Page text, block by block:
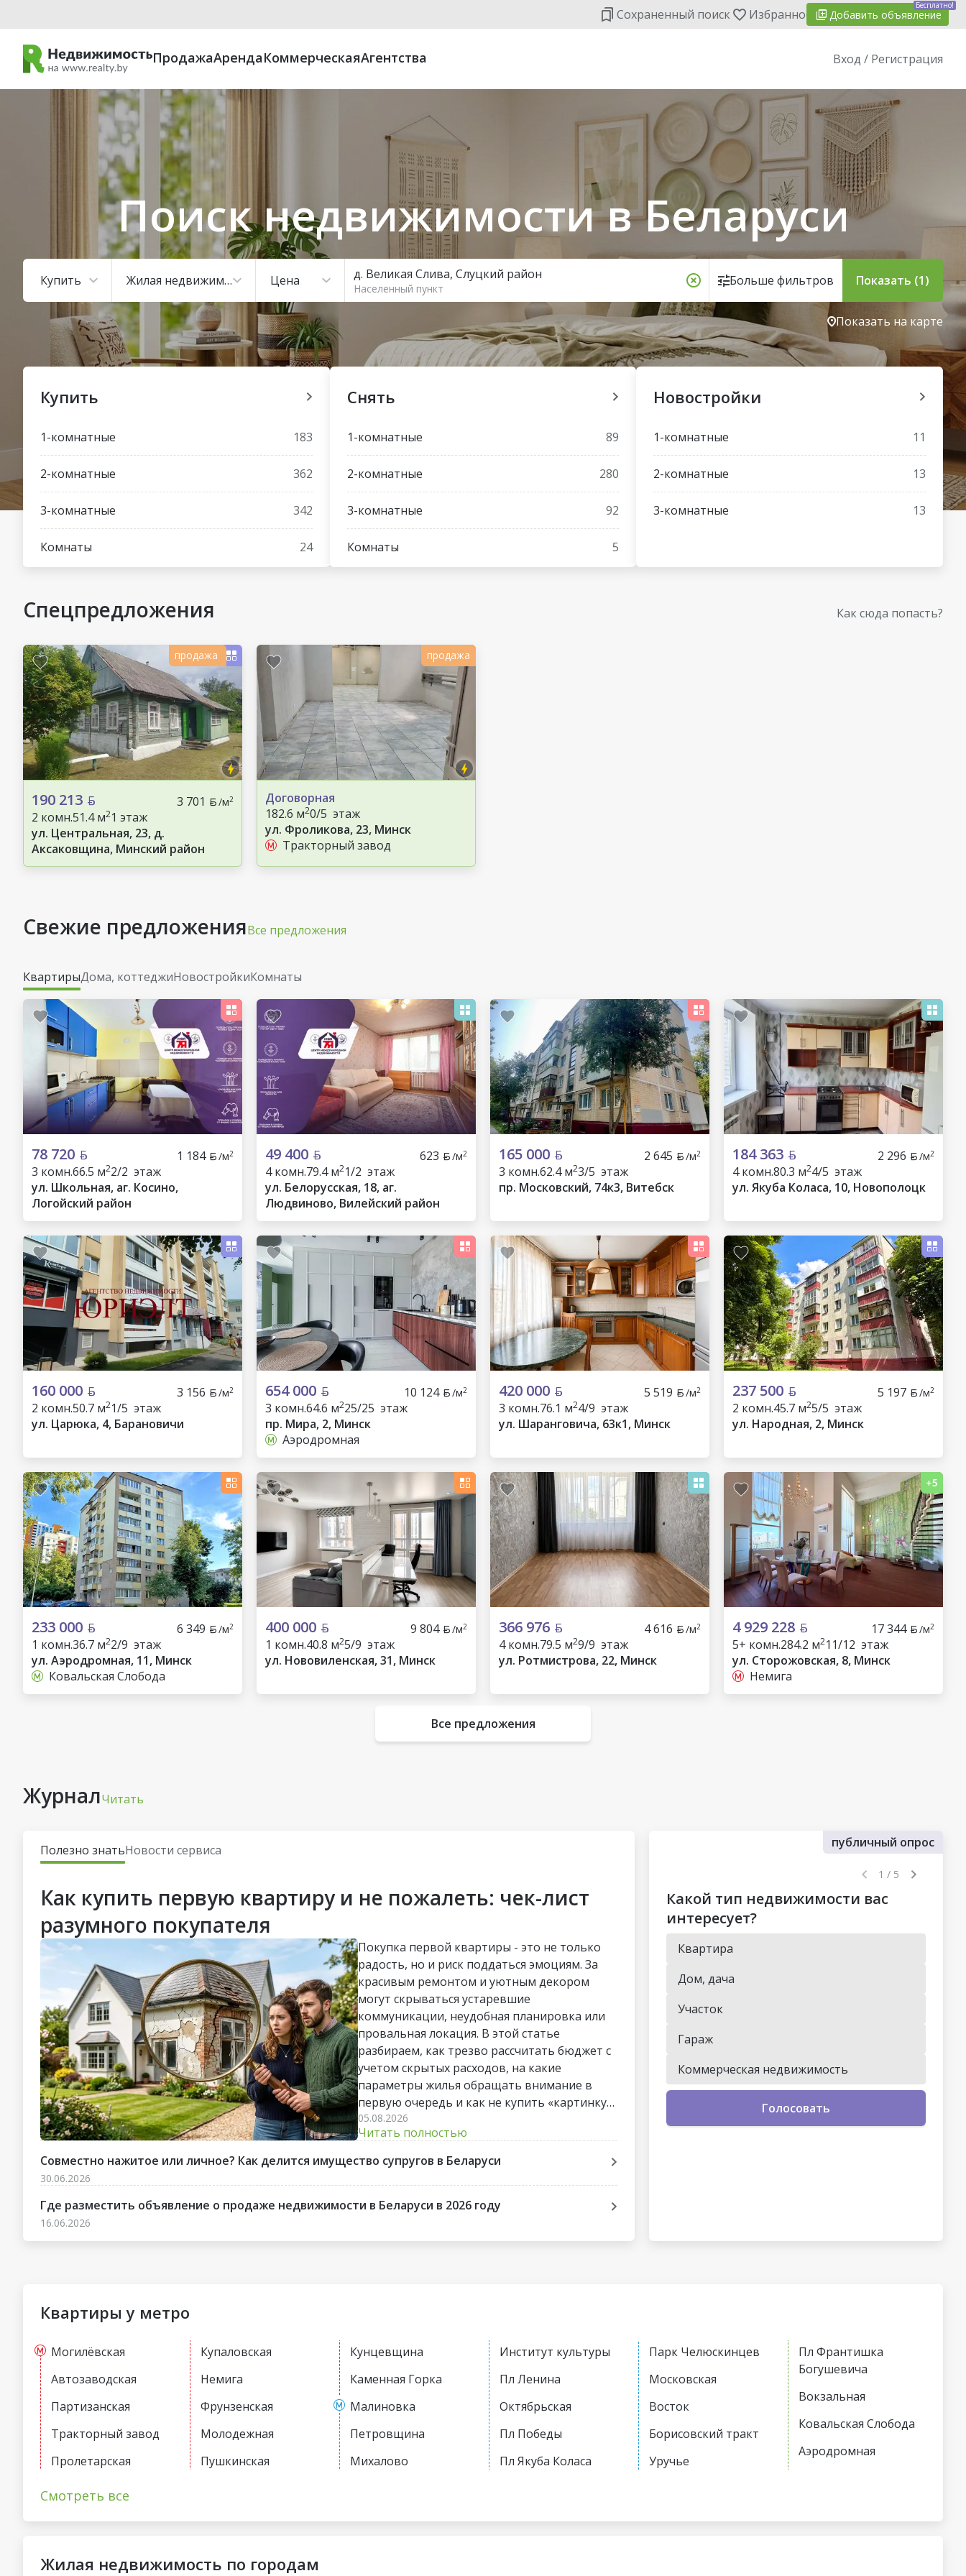
Сохраненный поиск Избранное Добавить объявление
Бесплатно!
ПродажаАрендаКоммерческаяАгентства Вход / Регистрация
Поиск недвижимости в Беларуси
Купить Жилая недвижимость Цена д. Великая Слива, Слуцкий район
Населенный пункт Больше фильтров Показать (1)
Показать на карте
Купить
1-комнатные 183
2-комнатные 362
3-комнатные 342
Комнаты 24
Снять
1-комнатные 89
2-комнатные 280
3-комнатные 92
Комнаты 5
Новостройки
1-комнатные 11
2-комнатные 13
3-комнатные 13
Спецпредложения Как сюда попасть?
продажа
190 213 3 701 /м2
2 комн.51.4 м21 этаж
ул. Центральная, 23, д.
Аксаковщина, Минский район
продажа
Договорная
182.6 м20/5 этаж
ул. Фроликова, 23, Минск
Тракторный завод
Свежие предложенияВсе предложения
КвартирыДома, коттеджиНовостройкиКомнаты
78 720 1 184 /м2
3 комн.66.5 м22/2 этаж
ул. Школьная, аг. Косино,
Логойский район
49 400 623 /м2
4 комн.79.4 м21/2 этаж
ул. Белорусская, 18, аг.
Людвиново, Вилейский район
165 000 2 645 /м2
3 комн.62.4 м23/5 этаж
пр. Московский, 74к3, Витебск
184 363 2 296 /м2
4 комн.80.3 м24/5 этаж
ул. Якуба Коласа, 10, Новополоцк
160 000 3 156 /м2
2 комн.50.7 м21/5 этаж
ул. Царюка, 4, Барановичи
654 000 10 124 /м2
3 комн.64.6 м225/25 этаж
пр. Мира, 2, Минск
Аэродромная
420 000 5 519 /м2
3 комн.76.1 м24/9 этаж
ул. Шаранговича, 63к1, Минск
237 500 5 197 /м2
2 комн.45.7 м25/5 этаж
ул. Народная, 2, Минск
233 000 6 349 /м2
1 комн.36.7 м22/9 этаж
ул. Аэродромная, 11, Минск
Ковальская Слобода
400 000 9 804 /м2
1 комн.40.8 м25/9 этаж
ул. Нововиленская, 31, Минск
366 976 4 616 /м2
4 комн.79.5 м29/9 этаж
ул. Ротмистрова, 22, Минск
4 929 228 17 344 /м2
5+ комн.284.2 м211/12 этаж
ул. Сторожовская, 8, Минск
Немига
Все предложения
ЖурналЧитать
Полезно знатьНовости сервиса
Как купить первую квартиру и не пожалеть: чек-лист
разумного покупателя
Покупка первой квартиры - это не только
радость, но и риск поддаться эмоциям. За
красивым ремонтом и уютным декором
могут скрываться устаревшие
коммуникации, неудобная планировка или
провальная локация. В этой статье
разбираем, как трезво рассчитать бюджет с
учетом скрытых расходов, на какие
параметры жилья обращать внимание в
первую очередь и как не купить «картинку»,
непригодную для жизни. Пошаговый чек-
лист поможет пройти весь путь до сделки
без лишних стрессов и разочарований.
05.08.2026
Читать полностью
Совместно нажитое или личное? Как делится имущество супругов в Беларуси
30.06.2026
Где разместить объявление о продаже недвижимости в Беларуси в 2026 году
16.06.2026
публичный опрос
1 / 5
Какой тип недвижимости вас
интересует?
Квартира
Дом, дача
Участок
Гараж
Коммерческая недвижимость
Голосовать
Квартиры у метро
Могилёвская
Автозаводская
Партизанская
Тракторный завод
Пролетарская
Купаловская
Немига
Фрунзенская
Молодежная
Пушкинская
Кунцевщина
Каменная Горка
Малиновка
Петровщина
Михалово
Институт культуры
Пл Ленина
Октябрьская
Пл Победы
Пл Якуба Коласа
Парк Челюскинцев
Московская
Восток
Борисовский тракт
Уручье
Пл Франтишка
Богушевича
Вокзальная
Ковальская Слобода
Аэродромная
Смотреть все
Жилая недвижимость по городам